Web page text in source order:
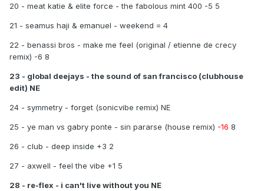
20 - meat katie & elite force - the fabolous mint 400 -5 5
21 - seamus haji & emanuel - weekend = 4
22 - benassi bros - make me feel (original / etienne de crecy
remix) -6 8
23 - global deejays - the sound of san francisco (clubhouse
edit) NE
24 - symmetry - forget (sonicvibe remix) NE
25 - ye man vs gabry ponte - sin pararse (house remix) -16 8
26 - club - deep inside +3 2
27 - axwell - feel the vibe +1 5
28 - re-flex - i can't live without you NE